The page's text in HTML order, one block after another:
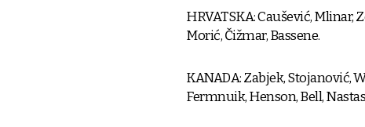
HRVATSKA: Caušević, Mlinar,
Morić, Čižmar, Bassene.
KANADA: Zabjek, Stojanović,
Fermnuik, Henson, Bell,